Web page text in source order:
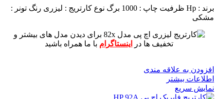
برند : Hp ظرفیت چاپ : 1000 برگ نوع کارتریج : لیزری رنگ تونر :
مشکی
برای دیدن مدل های بیشتر و
تخفیف ها در
اینستاگرام با ما همراه باشید
افزودن به علاقه مندی
اطلاعات بیشتر
نمایش سریع